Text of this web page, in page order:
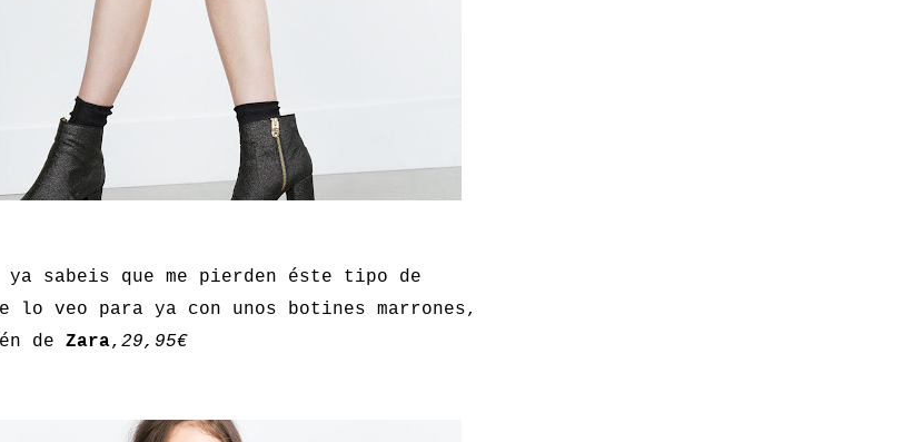
ya sabeis que me pierden éste tipo de
lo veo para ya con unos botines marrones,
de Zara, 29,95€